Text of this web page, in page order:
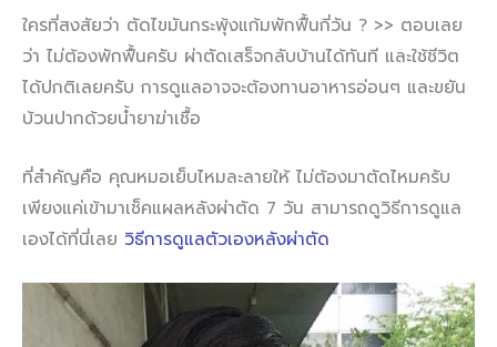
ใครที่สงสัยว่า ตัดไขมันกระพุ้งแก้มพักฟื้นกี่วัน ? >> ตอบเลย
ว่า ไม่ต้องพักฟื้นครับ ผ่าตัดเสร็จกลับบ้านได้ทันที และใช้ชีวิต
ได้ปกติเลยครับ การดูแลอาจจะต้องทานอาหารอ่อนๆ และขยัน
บ้วนปากด้วยน้ำยาฆ่าเชื้อ
ที่สำคัญคือ คุณหมอเย็บไหมละลายให้ ไม่ต้องมาตัดไหมครับ
เพียงแค่เข้ามาเช็คแผลหลังผ่าตัด 7 วัน สามารถดูวิธีการดูแล
เองได้ที่นี่เลย วิธีการดูแลตัวเองหลังผ่าตัด